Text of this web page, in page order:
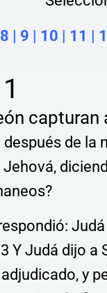
8 | 9 | 10 | 11 |
capturan
de la
Y Judá dijo
y